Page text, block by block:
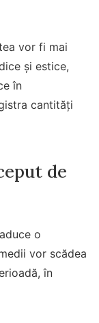
vor fi mai
și estice,
în
cantități
de
o
vor scădea
în